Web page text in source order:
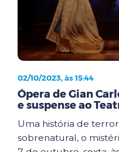
02/10/2023, às 15:44
Ópera de Gian
e suspense ao
Uma história de
sobrenatural, o